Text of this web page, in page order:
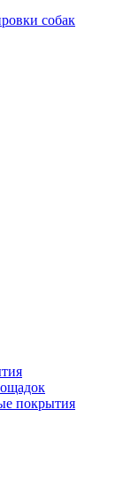
собак
покрытия